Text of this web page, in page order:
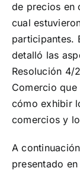
¡Seguinos en
de precios en
cual
participantes.
detalló las
Resolución 4/
Comercio
cómo exhibir
comercios y
A
presentado